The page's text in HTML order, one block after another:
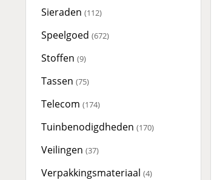
Sieraden (112)
Speelgoed (672)
Stoffen (9)
Tassen (75)
Telecom (174)
Tuinbenodigdheden (170)
Veilingen (37)
Verpakkingsmateriaal (4)